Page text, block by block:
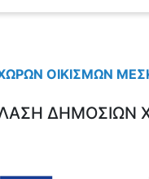
ΟΙΚΙΣΜΩΝ
ΔΗΜΟΣΙΩΝ